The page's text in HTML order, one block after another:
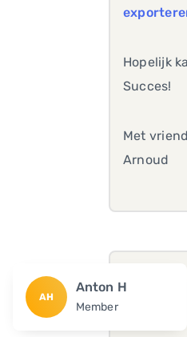
Hopelijk
Succes!
Met
Arnoud
AH
Anton H
Member